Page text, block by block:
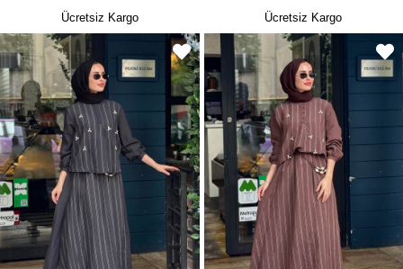
Ücretsiz Kargo Ücretsiz Kargo